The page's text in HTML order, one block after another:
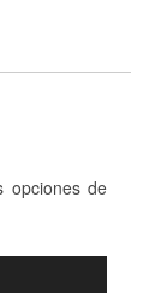
opciones de